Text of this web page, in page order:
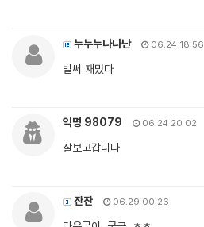
누누누나나난 06.24 18:56
벌써 재밌다
익명 98079 06.24 20:02
잘보고갑니다
잔잔 06.29 00:26